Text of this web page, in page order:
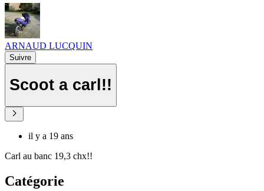
ARNAUD LUCQUIN
Suivre
Scoot a carl!!
il y a 19 ans
Carl au banc 19,3 chx!!
Catégorie